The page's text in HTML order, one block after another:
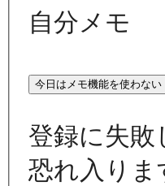
自分メモ
今日はメモ機能を使わない
登録に失敗
恐れ入り